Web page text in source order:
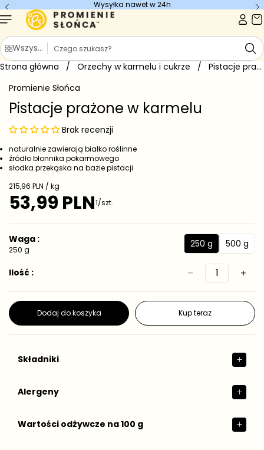
Wysyłka nawet w 24h
Wszystkie kategorie
Szukaj
Strona główna / Orzechy w karmelu i cukrze /
Pistacje prażone w karmelu
Promienie Słońca
Pistacje prażone w karmelu
Brak recenzji
naturalnie zawierają białko roślinne
źródło błonnika pokarmowego
słodka przekąska na bazie pistacji
Cena jednostkowa
215,96 PLN / kg
Cena regularna
53,99 PLN1/szt.
Waga :
250 g 250 g
250 g 500 g
500 g
Ilość :
Dodaj do koszyka Kup teraz
Składniki
Alergeny
Wartości odżywcze na 100 g